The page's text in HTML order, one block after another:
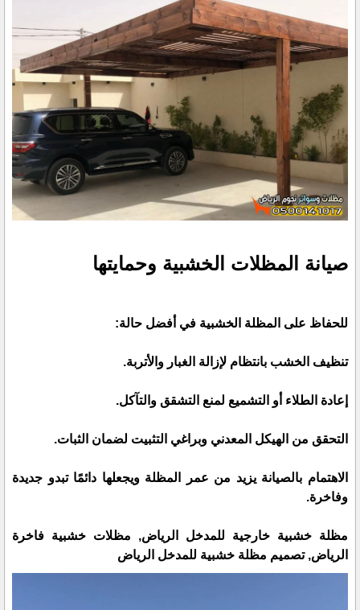
صيانة المظلات الخشبية وحمايتها
للحفاظ على المظلة الخشبية في أفضل حالة:
تنظيف الخشب بانتظام لإزالة الغبار والأتربة.
إعادة الطلاء أو التشميع لمنع التشقق والتآكل.
التحقق من الهيكل المعدني وبراغي التثبيت لضمان الثبات.
الاهتمام بالصيانة يزيد من عمر المظلة ويجعلها دائمًا تبدو جديدة
وفاخرة.
مظلة خشبية خارجية للمدخل الرياض, مظلات خشبية فاخرة
الرياض, تصميم مظلة خشبية للمدخل الرياض